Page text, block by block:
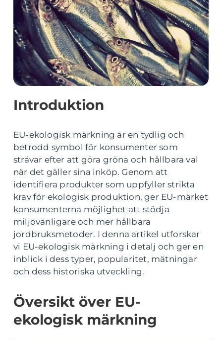
Introduktion
EU-ekologisk märkning är en tydlig och
betrodd symbol för konsumenter som
strävar efter att göra gröna och hållbara val
när det gäller sina inköp. Genom att
identifiera produkter som uppfyller strikta
krav för ekologisk produktion, ger EU-märket
konsumenterna möjlighet att stödja
miljövänligare och mer hållbara
jordbruksmetoder. I denna artikel utforskar
vi EU-ekologisk märkning i detalj och ger en
inblick i dess typer, popularitet, mätningar
och dess historiska utveckling.
Översikt över EU-
ekologisk märkning